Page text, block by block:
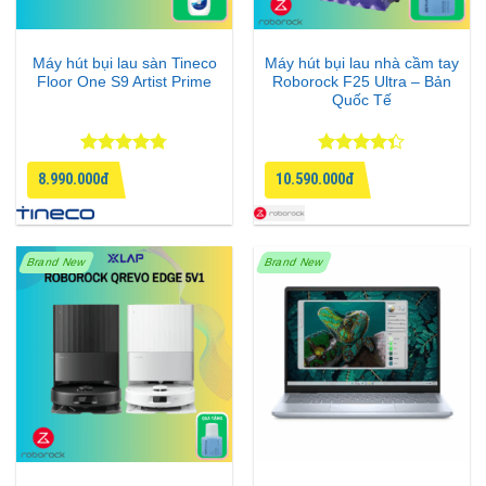
khô nhẹ bằng không khí giúp khử mùi, giảm nhăn và
Máy hút bụi lau sàn Tineco
Floor One S9 Artist Prime
Được xếp
hạng4.75
5 sao
8.990.000đ
Máy hút bụi lau nhà cầm tay
Roborock F25 Ultra – Bản
Quốc Tế
Được xếp
hạng
4.33
5 sao
10.590.000đ
Brand New Brand New